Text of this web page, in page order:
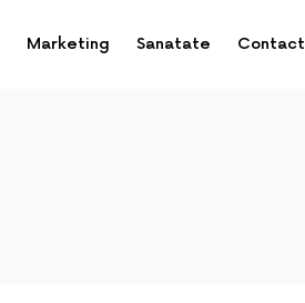
Marketing Sanatate Contact